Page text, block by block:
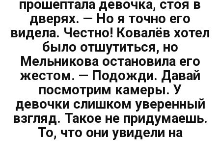
прошептала девочка, стоя в
дверях. — Но я точно его
видела. Честно! Ковалёв хотел
было отшутиться, но
Мельникова остановила его
жестом. — Подожди. Давай
посмотрим камеры. У
девочки слишком уверенный
взгляд. Такое не придумаешь.
То, что они увидели на